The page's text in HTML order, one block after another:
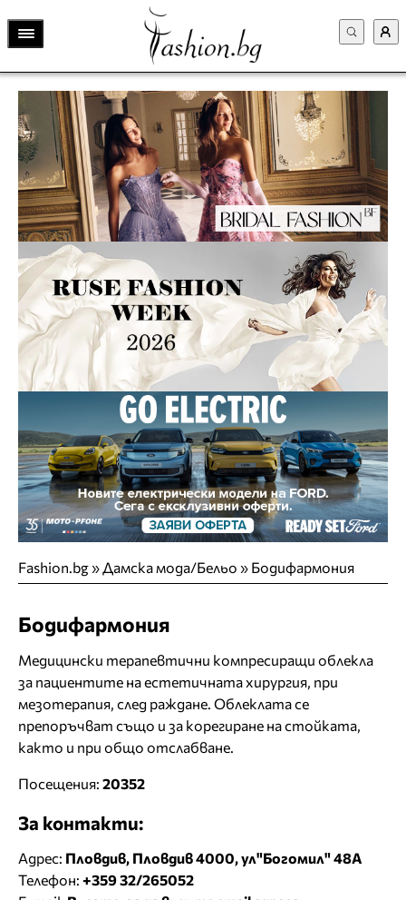
Fashion.bg»Дамска мода/Бельо » Бодифармония
Бодифармония
Медицински терапевтични компресиращи облекла
за пациентите на естетичната хирургия, при
мезотерапия, след раждане. Облеклата се
препоръчват също и за корегиране на стойката,
както и при общо отслабване.
Посещения: 20352
За контакти:
Адрес: Пловдив, Пловдив 4000, ул"Богомил" 48А
Телефон: +359 32/265052